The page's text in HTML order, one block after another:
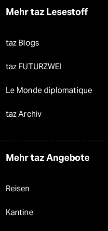
Mehr taz Lesestoff
taz Blogs
taz FUTURZWEI
Le Monde diplomatique
taz Archiv
Mehr taz Angebote
Reisen
Kantine